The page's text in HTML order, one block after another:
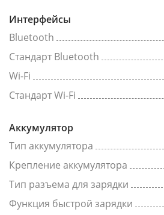
Интерфейсы
Bluetooth
Стандарт Bluetooth
Wi-Fi
Стандарт Wi-Fi
Аккумулятор
Тип аккумулятора
Крепление аккумулятора
Тип разъема для зарядки
Функция быстрой зарядки